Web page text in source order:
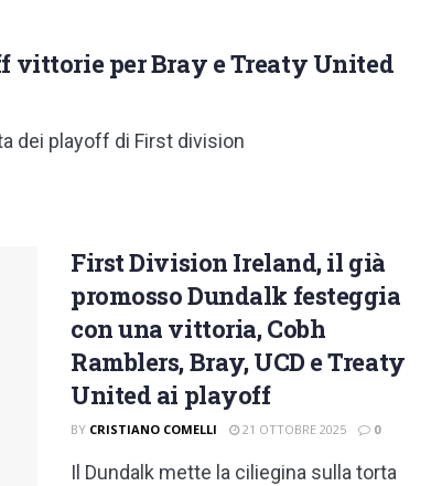
vittorie per Bray e Treaty United
dei playoff di First division
First Division Ireland, il già
promosso Dundalk festeggia
con una vittoria, Cobh
Ramblers, Bray, UCD e Treaty
United ai playoff
BY CRISTIANO COMELLI 21 OTTOBRE 2025 0
Il Dundalk mette la ciliegina sulla torta